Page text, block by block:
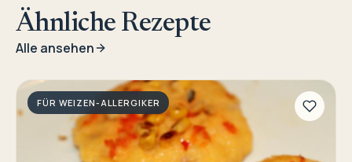
Ähnliche Rezepte
Alle ansehen
FÜR WEIZEN-ALLERGIKER